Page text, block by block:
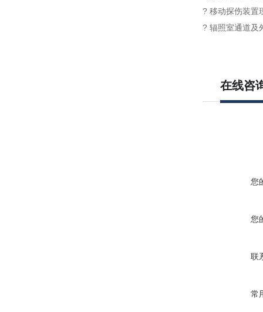
? 移动探伤装置
? 辐照室通道及
在线咨
您
您
联
常